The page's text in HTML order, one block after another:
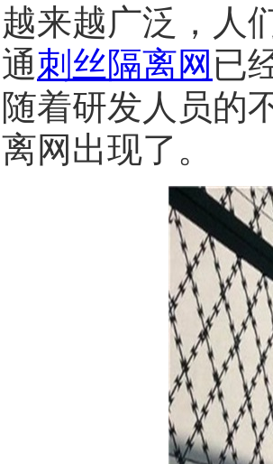
越来越广泛，人
通刺丝隔离网 已
随着研发人员的
离网出现了。